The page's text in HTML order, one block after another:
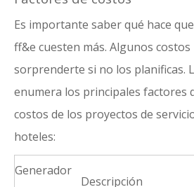
Es importante saber qué hace
ff&e cuesten más. Algunos costos
sorprenderte si no los planificas.
enumera los principales factores
costos de los proyectos de
hoteles:
Generador
Descripción